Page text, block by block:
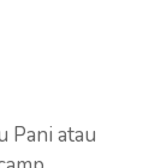
Pani atau